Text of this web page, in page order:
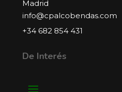
Madrid
info@cpalcobendas.com
+34 682 854 431
De Interés